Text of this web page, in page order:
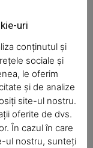
uri
conținutul și
sociale și
le oferim
și de analize
site-ul nostru.
oferite de dvs.
În cazul în care
ul nostru, sunteți